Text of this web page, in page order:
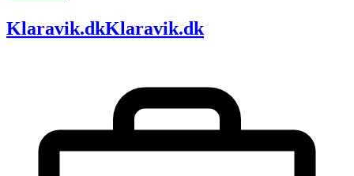
Klaravik.dkKlaravik.dk